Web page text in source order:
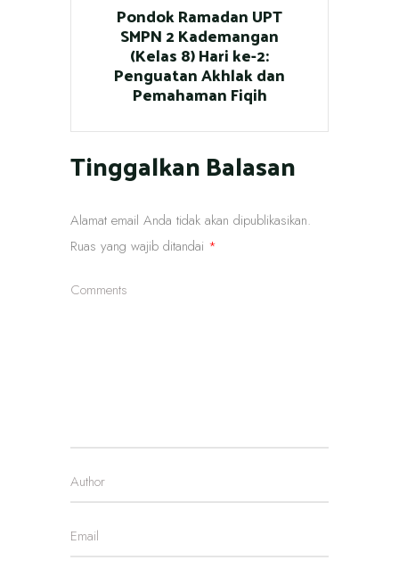
Pondok Ramadan UPT
SMPN 2 Kademangan
(Kelas 8) Hari ke-2:
Penguatan Akhlak dan
Pemahaman Fiqih
Tinggalkan Balasan
Alamat email Anda tidak akan dipublikasikan.
Ruas yang wajib ditandai *